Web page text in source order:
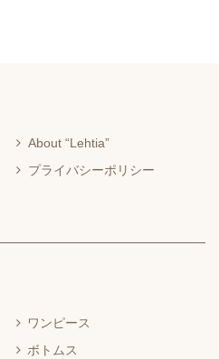
About “Lehtia”
プライバシーポリシー
ワンピース
ボトムス